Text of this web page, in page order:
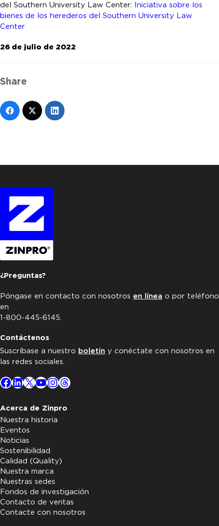
del Southern University Law Center: Iniciativa sobre los
bienes de los herederos del Southern University Law
Center
26 de julio de 2022
Share
¿Preguntas?
Póngase en contacto con nosotros en línea o por teléfono
en
1-800-445-6145.
Contáctenos
Suscríbase a nuestro boletín y conéctate con nosotros en
las redes sociales.
Facebook
LinkedIn
X YouTube
Instagram
Threads
Acerca de Zinpro
Nuestra historia
Eventos
Noticias
Sostenibilidad
Calidad (Quality)
Nuestra marca
Nuestras sedes
Fondos de investigación
Contacto de ventas
Contacte con nosotros